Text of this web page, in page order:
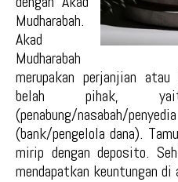
Mudharabah.
Akad
Mudharabah
merupakan perjanjian
belah pihak,
(penabung/nasabah/
(bank/pengelola dana).
mirip dengan deposito.
mendapatkan keuntungan di